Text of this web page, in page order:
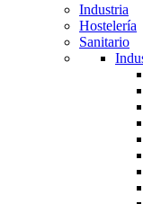
Industria
Hostelería
Sanitario